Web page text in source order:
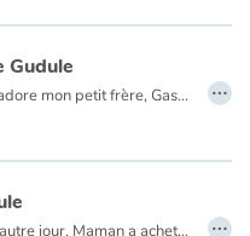
Gudule
Je m’appelle Gudule. J’adore mon petit frère, Gaston. Il est trop mignon. Surtout quand il dort. Mais dès qu’il se réveille, attention ! L’autre jour, j’aurais bien aimé que Gaston dorme toute la journée parce qu’on a organisé une fête à la maison… en l’honneur de moi et de mon anniversaire. Mais, malgré toutes mes précautions, j’ai vite compris que mon anniversaire ne se passerait pas du tout comme prévu. …
Je m’appelle Gudule. L’autre jour, Maman a acheté un sapin haut comme trois parapluies au moins. J’adore les sapins de Noël. Ca sent bon, c’est beau, et surtout… … C’est le signe que je vais avoir des cadeaux. Ce jour-là, je n’avais pas accroché deux guirlandes que mon petit-frère est venu me déranger : « Yé quoi, papin Noël ? Yé qui, Pèg Noël ? »
…